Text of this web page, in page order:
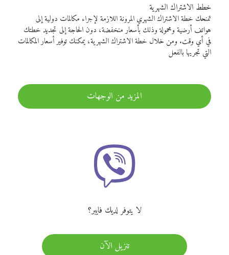
خطط الاشتراك الشهرية
تمنحك خطة الاشتراك الشهري المرونة اللازمة لإجراء مكالمات دولية إلى
هواتف أرضية ومحمولة وذلك بأسعار منخفضة، دون الحاجة إلى تجديد خطتك
في أي وقت. ومن خلال خطة الاشتراك الشهرية، يمكنك توفير أسعار المكالمات
التي تجريها بالفعل
المزيد من الوجهات
لا يتوفر لديك فايبر؟
تنزيل الآن